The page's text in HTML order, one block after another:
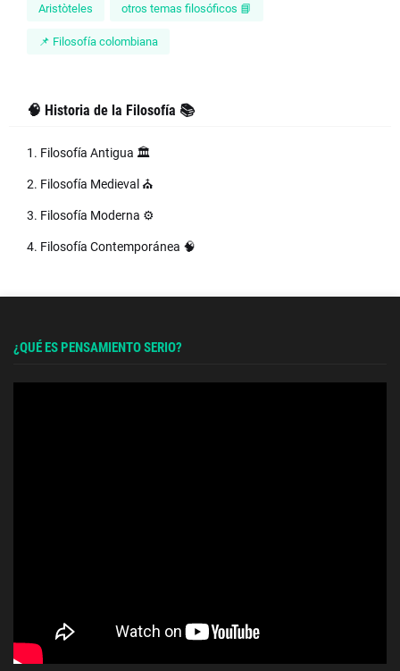
Aristòteles otros temas filosóficos 📘
📌 Filosofía colombiana
🧠 Historia de la Filosofía 📚
1. Filosofía Antigua 🏛️
2. Filosofía Medieval ⛪
3. Filosofía Moderna ⚙️
4. Filosofía Contemporánea 🧠
¿QUÉ ES PENSAMIENTO SERIO?